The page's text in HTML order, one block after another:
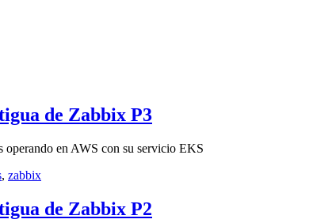
de Zabbix P3
operando en AWS con su servicio EKS
, zabbix
de Zabbix P2